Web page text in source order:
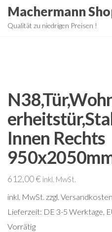
ZumMachermann
Qualität zu niedrigen Preisen !
Innen Rechts
612,00€ inkl. MwSt.
inkl. MwSt. zzgl. Versandkosten
Lieferzeit: DE 3-5 Werktage,
Vorrätig